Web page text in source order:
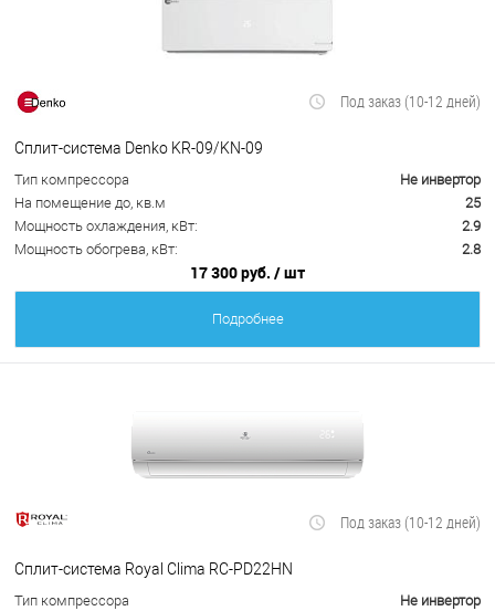
Под заказ (10-12 дней)
Сплит-система Denko KR-09/KN-09
Тип компрессора
Не инвертор
На помещение до, кв.м
25
Мощность охлаждения, кВт:
2.9
Мощность обогрева, кВт:
2.8
17 300 руб. / шт
Подробнее
Под заказ (10-12 дней)
Сплит-система Royal Clima RC-PD22HN
Тип компрессора
Не инвертор